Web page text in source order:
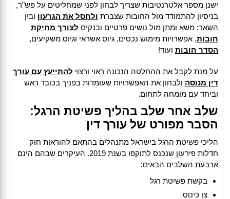
ישנן מספר אלטרנטיבות שצריך לבחון לפני שמחליטים על פש"ר,
בניסיון להתמודד מול החובות שצברת ולחסל את הגרעון ובין
השאר: משא ומתן מול נושים פרטיים ובנקים לצורך מחיקת
חובות, אפשרויות מימוש נכסים, גיוס אשראי וגיוס משקיעים,
הסדר חובות ועוד!
על מנת לקבל את ההחלטה הנכונה ראוי ורצוי להתייעץ עם עורך
דין מנוסה ולבחון את האפשרויות שעומדות בפניך בכובד ראש
וביחד עם מומחה לתחום.
שלב אחר שלב בהליך פשיטת הרגל:
הסבר מפורט של עורך דין
הליכי פשיטת הרגל בישראל מתנהלים בהתאם להוראות חוק
חדלות פירעון שנכנס לתוקפו בשנת 2019. העיקרים שבהם הינם
ארבעת השלבים הבאים:
בקשת פשיטת רגל
צו כינוס